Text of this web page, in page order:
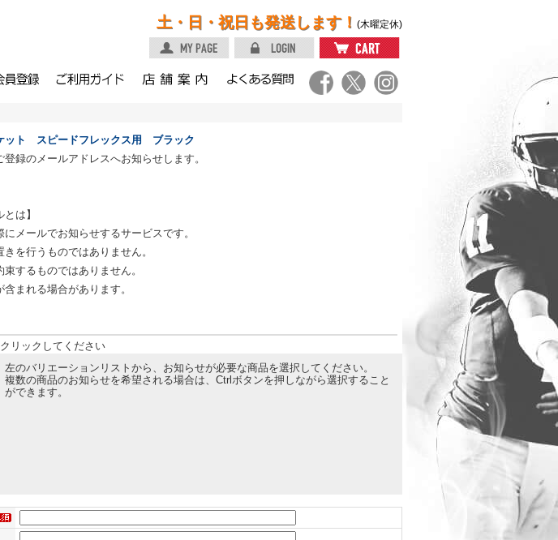
土・日・祝日も発送します！ (木曜定休)
ット スピードフレックス用 ブラック
録のメールアドレスへお知らせします。
は】
メールでお知らせするサービスです。
を行うものではありません。
するものではありません。
まれる場合があります。
リックしてください
左のバリエーションリストから、お知らせが必要な商品を選択してください。
複数の商品のお知らせを希望される場合は、Ctrlボタンを押しながら選択すること
ができます。